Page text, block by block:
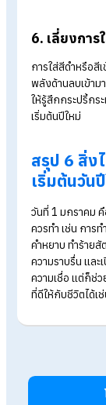
ลาภออกไป” ท
ตัดผมหรือเป
ต้นปีด้วยความ
สัตว์ทุกชนิดคว
โบราณมองว่า
เหตุไม่ดีมาสู่ผู้
ปรารถนาดีมา
5. หลีกเลี่
แม้บ้านสะอาด
มงคลอีกด้วย